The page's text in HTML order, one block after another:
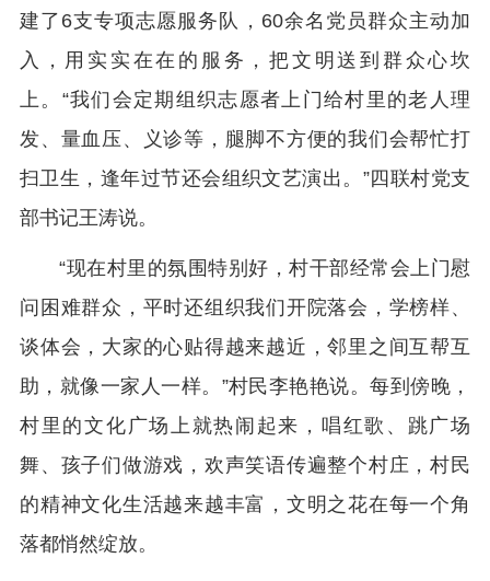
建了6支专项志愿服务队，60余名党员群众主动加
入，用实实在在的服务，把文明送到群众心坎
上。“我们会定期组织志愿者上门给村里的老人理
发、量血压、义诊等，腿脚不方便的我们会帮忙打
扫卫生，逢年过节还会组织文艺演出。”四联村党支
部书记王涛说。
“现在村里的氛围特别好，村干部经常会上门慰
问困难群众，平时还组织我们开院落会，学榜样、
谈体会，大家的心贴得越来越近，邻里之间互帮互
助，就像一家人一样。”村民李艳艳说。每到傍晚，
村里的文化广场上就热闹起来，唱红歌、跳广场
舞、孩子们做游戏，欢声笑语传遍整个村庄，村民
的精神文化生活越来越丰富，文明之花在每一个角
落都悄然绽放。